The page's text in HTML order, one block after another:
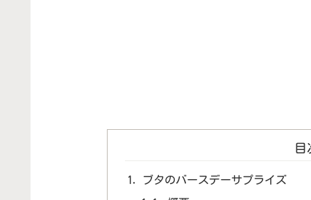
目
ブタのバースデーサプライズ